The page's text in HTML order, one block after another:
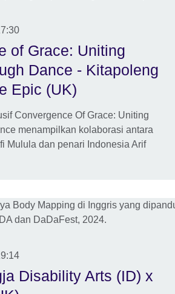
information
of Grace: Uniting
Dance - Kitapoleng
Epic (UK)
Convergence Of Grace: Uniting
menampilkan kolaborasi antara
Mulula dan penari Indonesia Arif
Disability Arts (ID) x